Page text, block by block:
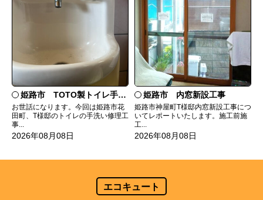
姫路市 TOTO製トイレ手洗いの水漏れ修理
お世話になります。今回は姫路市花
田町、T様邸のトイレの手洗い修理工
事...
2026年08月08日
姫路市 内窓新設工事
姫路市神屋町T様邸内窓新設工事につ
いてレポートいたします。施工前施
工...
2026年08月08日
エコキュート